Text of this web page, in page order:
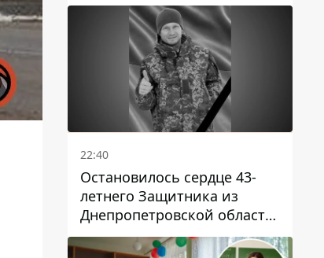
22:40
Остановилось сердце 43-
летнего Защитника из
Днепропетровской области
Евгения Зинченко